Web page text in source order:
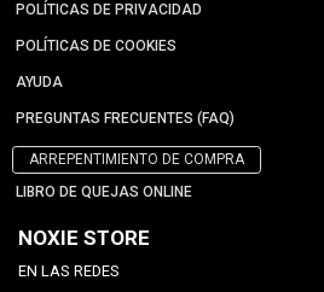
POLÍTICAS DE PRIVACIDAD
POLÍTICAS DE COOKIES
AYUDA
PREGUNTAS FRECUENTES (FAQ)
ARREPENTIMIENTO DE COMPRA
LIBRO DE QUEJAS ONLINE
NOXIE STORE
EN LAS REDES